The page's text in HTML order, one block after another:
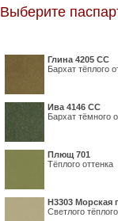
Выберите
Глина 4205 СС
Бархат тёплого
Ива 4146 СС
Бархат тёмного
Плющ 701
Тёплого оттенка
H3303 Морская
Светлого